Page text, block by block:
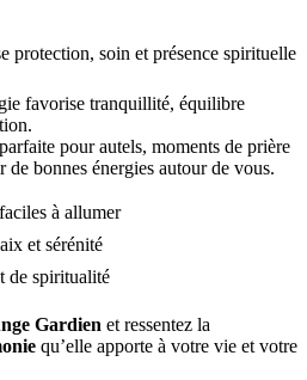
protection, soin et présence spirituelle
favorise tranquillité, équilibre
pour autels, moments de prière
bonnes énergies autour de vous.
à allumer
et sérénité
de spiritualité
Gardien et ressentez la
qu’elle apporte à votre vie et votre